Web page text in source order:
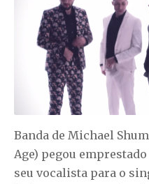
Banda de Michael
Age) pegou
seu vocalista para o